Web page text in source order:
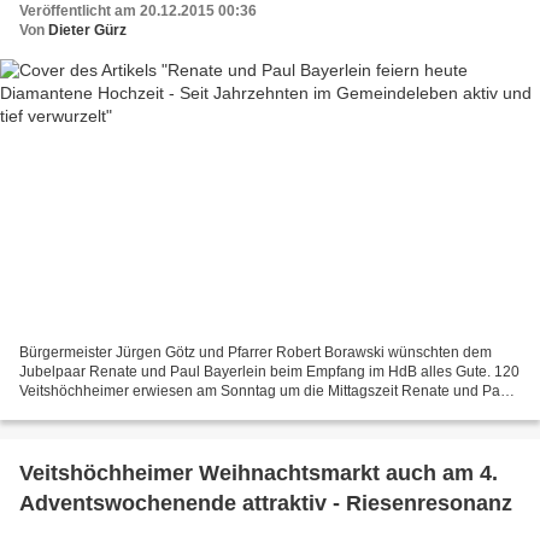
Veröffentlicht am 20.12.2015 00:36
Von Dieter Gürz
Bürgermeister Jürgen Götz und Pfarrer Robert Borawski wünschten dem
Jubelpaar Renate und Paul Bayerlein beim Empfang im HdB alles Gute. 120
Veitshöchheimer erwiesen am Sonntag um die Mittagszeit Renate und Paul
Veitshöchheimer Weihnachtsmarkt auch am 4.
Adventswochenende attraktiv - Riesenresonanz